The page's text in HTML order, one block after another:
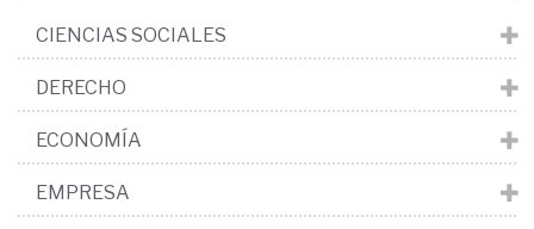
CIENCIAS SOCIALES
DERECHO
ECONOMÍA
EMPRESA